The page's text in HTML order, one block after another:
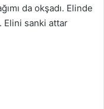
da okşadı. Elinde
sanki attar